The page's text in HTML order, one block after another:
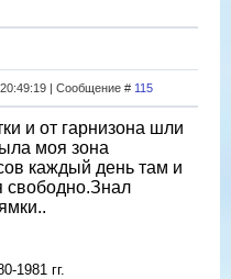
| Сообщение # 115
и от гарнизона шли
моя зона
каждый день там и
свободно.Знал
1981 гг.